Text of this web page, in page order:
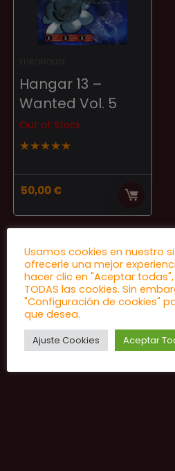
Hangar 13 –
Wanted Vol. 5
Out of Stock
★★★★★
50,00€
Usamos cookies en nuestro
ofrecerle una mejor
hacer clic en "Aceptar
TODAS las cookies. Sin
"Configuración de cookies"
que desea.
Ajuste Cookies Aceptar